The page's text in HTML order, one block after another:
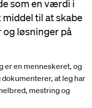
som en værdi i
til at skabe
løsninger på
er en menneskeret, og
at leg har
mestring og